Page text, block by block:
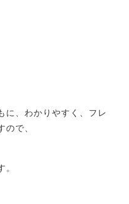
に、わかりやすく、フレ
ので、
。